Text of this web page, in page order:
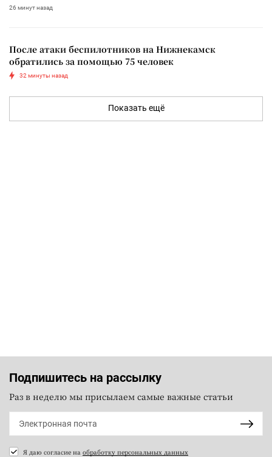
26 минут назад
После атаки беспилотников на Нижнекамск
обратились за помощью 75 человек
32 минуты назад
Показать ещё
Подпишитесь на рассылку
Раз в неделю мы присылаем самые важные статьи
Я даю согласие на обработку персональных данных